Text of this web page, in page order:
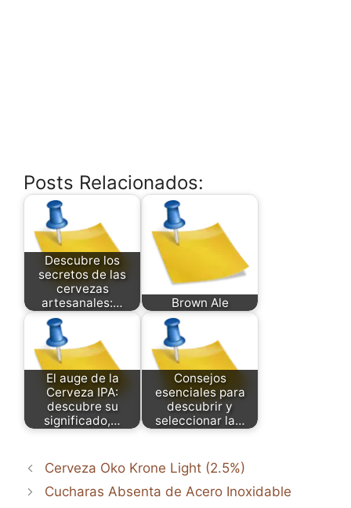
Posts Relacionados:
Descubre los
secretos de las
cervezas
artesanales:…
Brown Ale
El auge de la
Cerveza IPA:
descubre su
significado,…
Consejos
esenciales para
descubrir y
seleccionar la…
Cerveza Oko Krone Light (2.5%)
Cucharas Absenta de Acero Inoxidable